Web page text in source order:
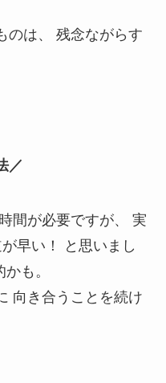
のは、 残念ながらす
／
間が必要ですが、 実
早い！ と思いまし
も。
向き合うことを続け